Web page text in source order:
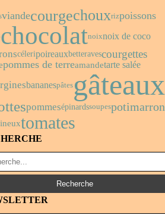
viandecourgechouxrizpoissons
chocolatnoixnoix de coco
céleripoireauxbetteravescourgettes
pommes de terreamandetarte salée
bananespâtes gâteaux
pommesépinardssoupespotimarron
tomates